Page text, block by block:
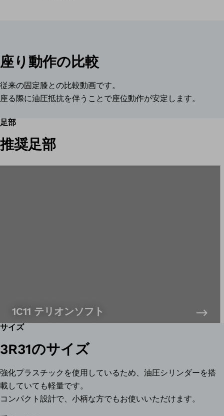
座り動作の比較
従来の固定膝との比較動画です。
座る際に油圧抵抗を伴うことで座位動作が安定します。
足部
推奨足部
1C11 テリオンソフト
サイズ
3R31のサイズ
強化プラスチックを使用しているため、油圧シリンダーを搭
載していても軽量です。
コンパクト設計で、小柄な方でもお使いいただけます。